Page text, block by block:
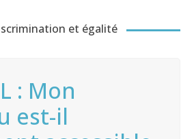
et égalité
: Mon
est-il